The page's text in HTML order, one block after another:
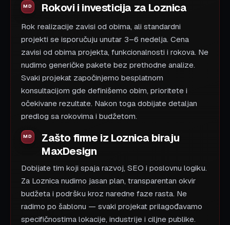
Rokovi i investicija za Loznica
Rok realizacije zavisi od obima, ali standardni
projekti se isporučuju unutar 3–6 nedelja. Cena
zavisi od obima projekta, funkcionalnosti i rokova. Ne
nudimo generičke pakete bez prethodne analize.
Svaki projekat započinjemo besplatnom
konsultacijom gde definišemo obim, prioritete i
očekivane rezultate. Nakon toga dobijate detaljan
predlog sa rokovima i budžetom.
Zašto firme iz Loznica biraju
MaxDesign
Dobijate tim koji spaja razvoj, SEO i poslovnu logiku.
Za Loznica nudimo jasan plan, transparentan okvir
budžeta i podršku kroz naredne faze rasta. Ne
radimo po šablonu — svaki projekat prilagođavamo
specifičnostima lokacije, industrije i ciljne publike.